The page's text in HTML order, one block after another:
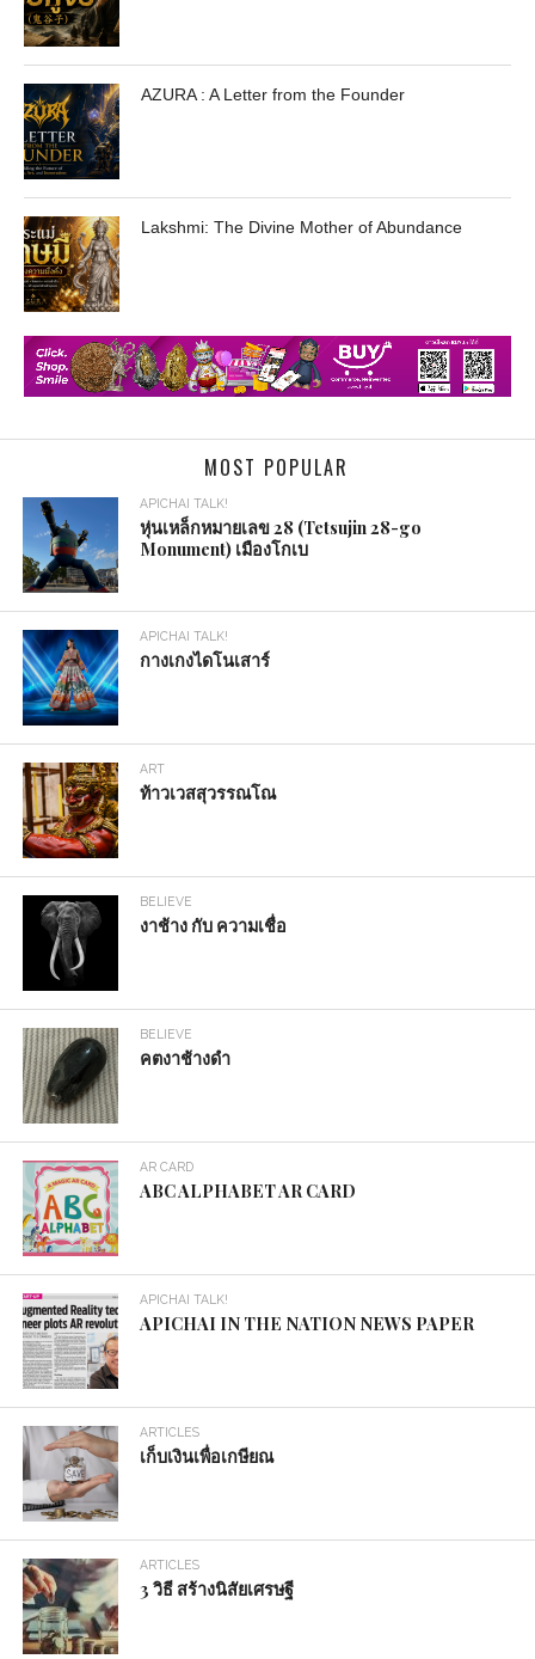
AZURA : A Letter from the Founder
Lakshmi: The Divine Mother of Abundance
MOST POPULAR
APICHAI TALK!
หุ่นเหล็กหมายเลข 28 (Tetsujin 28-go
Monument) เมืองโกเบ
APICHAI TALK!
กางเกงไดโนเสาร์
ART
ท้าวเวสสุวรรณโณ
BELIEVE
งาช้าง กับ ความเชื่อ
BELIEVE
คตงาช้างดำ
AR CARD
ABC ALPHABET AR CARD
APICHAI TALK!
APICHAI IN THE NATION NEWS PAPER
ARTICLES
เก็บเงินเพื่อเกษียณ
ARTICLES
3 วิธี สร้างนิสัยเศรษฐี